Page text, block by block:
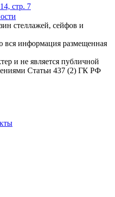
стр. 7
стеллажей, сейфов и
информация размещенная
и не является публичной
Статьи 437 (2) ГК РФ